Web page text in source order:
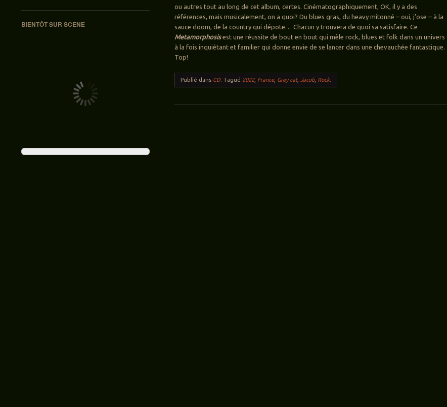
BIENTÔT SUR SCENE
ou autres tout au long de cet album, certes. Cinématographiquement, OK, il y a des
références, mais musicalement, on a quoi? Du blues gras, du heavy mitonné – oui, j’ose – à la
sauce doom, de la country qui dépote… Chacun y trouvera de quoi sa satisfaire. Ce
Metamorphosisest une réussite de bout en bout qui mèle rock, blues et folk dans un univers
à la fois inquiétant et familier qui donne envie de se lancer dans une chevauchée fantastique.
Top!
Publié dans CD.Tagué 2022, France, Grey cat, Jacob, Rock.